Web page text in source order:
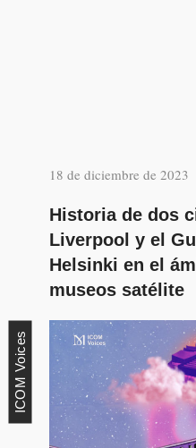
18 de diciembre de 2023
Historia de dos
Liverpool y el
Helsinki en el
museos satélite
ICOM Voices